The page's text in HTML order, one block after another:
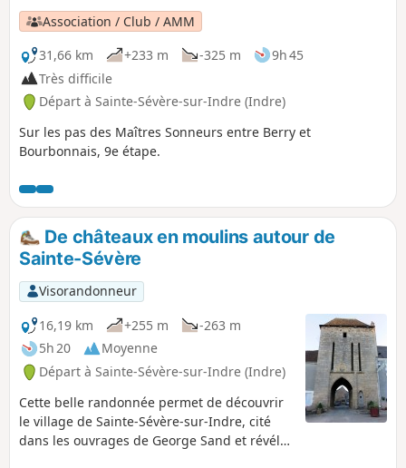
Association / Club / AMM
31,66 km
+233 m -325 m
9h 45
Très difficile
Départ à Sainte-Sévère-sur-Indre (Indre)
Sur les pas des Maîtres Sonneurs entre Berry et
Bourbonnais, 9e étape.
De châteaux en moulins autour de
Sainte-Sévère
Visorandonneur
16,19 km
+255 m
-263 m
5h 20
Moyenne
Départ à Sainte-Sévère-sur-Indre (Indre)
Cette belle randonnée permet de découvrir
le village de Sainte-Sévère-sur-Indre, cité
dans les ouvrages de George Sand et révélé